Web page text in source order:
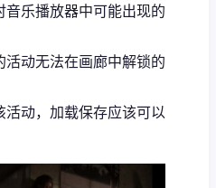
乐播放器中可能出现的
动无法在画廊中解锁的
动，加载保存应该可以